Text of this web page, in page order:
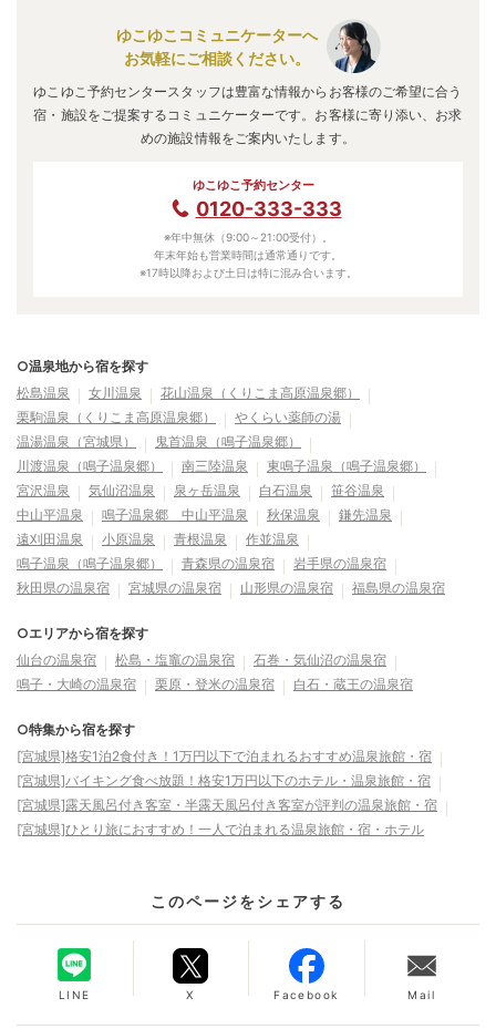
ゆこゆこコミュニケーターへ
お気軽にご相談ください。
ゆこゆこ予約センタースタッフは豊富な情報からお客様のご希望に合う
宿・施設をご提案するコミュニケーターです。お客様に寄り添い、お求
めの施設情報をご案内いたします。
ゆこゆこ予約センター
0120-333-333
※年中無休（9:00～21:00受付）。
年末年始も営業時間は通常通りです。
※17時以降および土日は特に混み合います。
○温泉地から宿を探す
松島温泉
女川温泉
花山温泉（くりこま高原温泉郷）
栗駒温泉（くりこま高原温泉郷）
やくらい薬師の湯
温湯温泉（宮城県）
鬼首温泉（鳴子温泉郷）
川渡温泉（鳴子温泉郷）
南三陸温泉
東鳴子温泉（鳴子温泉郷）
宮沢温泉
気仙沼温泉 泉ヶ岳温泉 白石温泉
笹谷温泉
中山平温泉
鳴子温泉郷 中山平温泉 秋保温泉
鎌先温泉
遠刈田温泉
小原温泉 青根温泉
作並温泉
鳴子温泉（鳴子温泉郷）
青森県の温泉宿
岩手県の温泉宿
秋田県の温泉宿
宮城県の温泉宿 山形県の温泉宿 福島県の温泉宿
○エリアから宿を探す
仙台の温泉宿
松島・塩竈の温泉宿
石巻・気仙沼の温泉宿
鳴子・大崎の温泉宿
栗原・登米の温泉宿 白石・蔵王の温泉宿
○特集から宿を探す
[宮城県]格安1泊2食付き！1万円以下で泊まれるおすすめ温泉旅館・宿
[宮城県]バイキング食べ放題！格安1万円以下のホテル・温泉旅館・宿
[宮城県]露天風呂付き客室・半露天風呂付き客室が評判の温泉旅館・宿
[宮城県]ひとり旅におすすめ！一人で泊まれる温泉旅館・宿・ホテル
このページをシェアする
LINE X Facebook Mail